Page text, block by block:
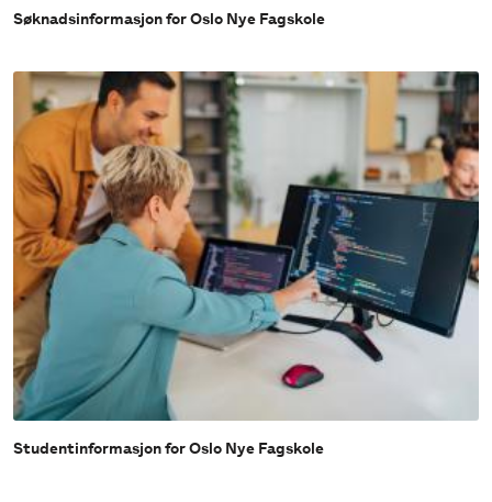
Søknadsinformasjon for Oslo Nye Fagskole
Studentinformasjon for Oslo Nye Fagskole